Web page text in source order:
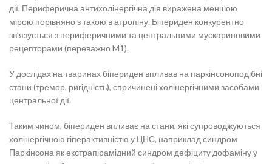
дії. Периферична антихолінергічна дія виражена меншою
мірою порівняно з такою в атропіну. Біпериден конкурентно
зв’язується з периферичними та центральними мускариновими
рецепторами (переважно M1).
У дослідах на тваринах біпериден впливав на паркінсоноподібні
стани (тремор, ригідність), спричинені холінергічними засобами
центральної дії.
Таким чином, біпериден впливає на стани, які супроводжуються
холінергічною гіперактивністю у ЦНС, наприклад синдром
Паркінсона як екстрапірамідний синдром дефіциту дофаміну у